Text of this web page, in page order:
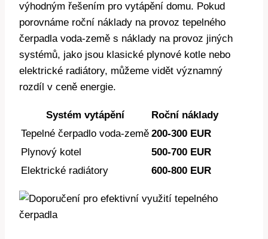
výhodným řešením pro vytápění domu. Pokud
porovnáme roční náklady na provoz tepelného
čerpadla voda-země s náklady na provoz jiných
systémů, jako jsou klasické plynové kotle nebo
elektrické radiátory, můžeme vidět významný
rozdíl v ceně energie.
Systém vytápění
Roční náklady
Tepelné čerpadlo voda-země 200-300 EUR
Plynový kotel
500-700 EUR
Elektrické radiátory
600-800 EUR